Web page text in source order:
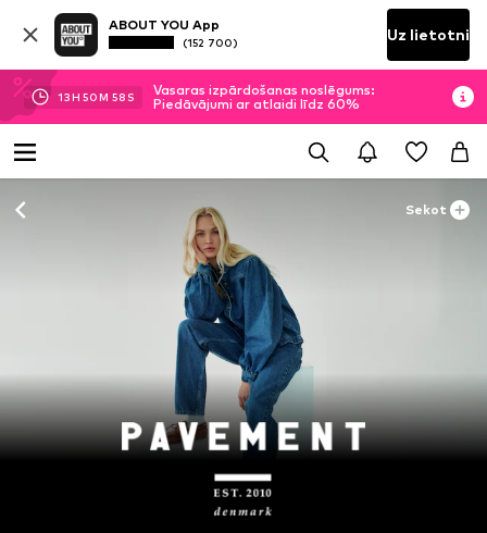
ABOUT YOU App
(152 700) Uz lietotni
13H 50M 58 S
Vasaras izpārdošanas noslēgums:
Piedāvājumi ar atlaidi līdz 60%
Sekot